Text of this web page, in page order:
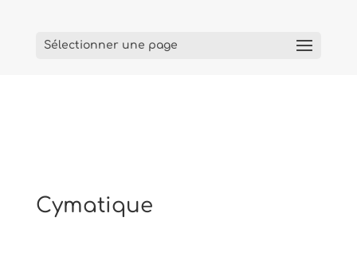
Sélectionner une page
Cymatique